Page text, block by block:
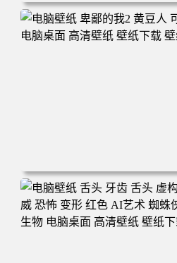
电脑壁纸 英雄联盟 双城之战 电视
阶 月亮 灯光 电脑桌面 高清壁纸
电脑壁纸 卑鄙的我2 黄豆人 可爱
桌面 高清壁纸 壁纸下载 壁纸大全